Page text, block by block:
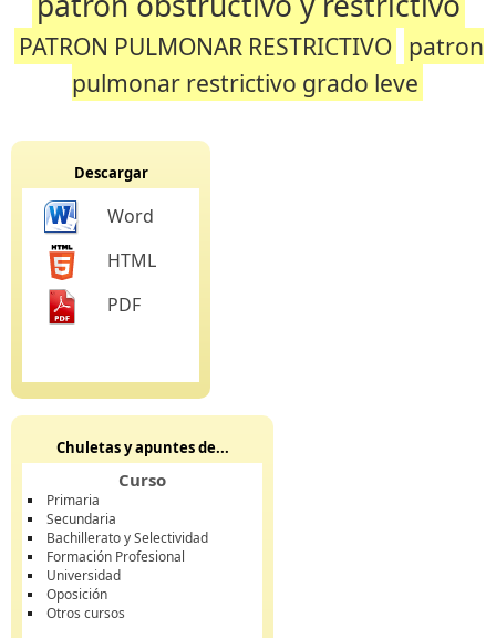
PATRON PULMONAR RESTRICTIVO patron
pulmonar restrictivo grado leve
Descargar
Word
HTML
PDF
Chuletas y apuntes de...
Curso
Primaria
Secundaria
Bachillerato y Selectividad
Formación Profesional
Universidad
Oposición
Otros cursos